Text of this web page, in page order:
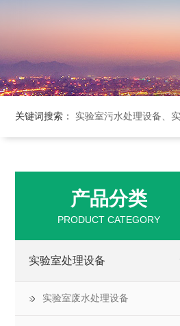
关键词搜索： 实验室污水处理设备、实验室
产品分类
PRODUCT CATEGORY
实验室处理设备
实验室废水处理设备